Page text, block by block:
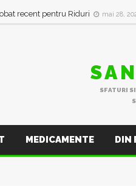
recent pentru Riduri mai 28,
SFATURI
MEDICAMENTE DIN